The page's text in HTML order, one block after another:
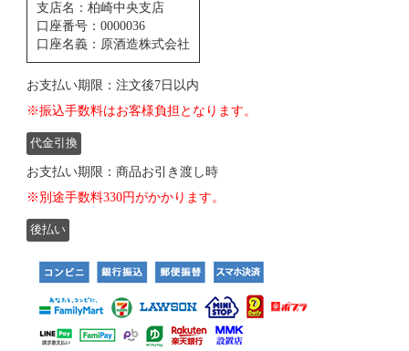
支店名：柏崎中央支店
口座番号：0000036
口座名義：原酒造株式会社
お支払い期限：注文後7日以内
※振込手数料はお客様負担となります。
代金引換
お支払い期限：商品お引き渡し時
※別途手数料330円がかかります。
後払い